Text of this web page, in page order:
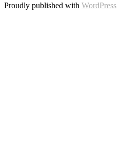
Proudly published with WordPress